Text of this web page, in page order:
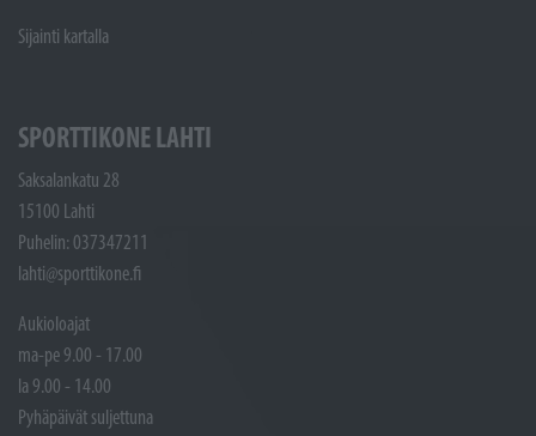
Sijainti kartalla
SPORTTIKONE LAHTI
Saksalankatu 28
15100 Lahti
Puhelin: 037347211
lahti@sporttikone.fi
Aukioloajat
ma-pe 9.00 - 17.00
la 9.00 - 14.00
Pyhäpäivät suljettuna